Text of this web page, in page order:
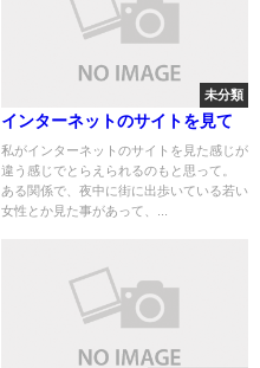
未分類
インターネットのサイトを見て
私がインターネットのサイトを見た感じが
違う感じでとらえられるのもと思って。
ある関係で、夜中に街に出歩いている若い
女性とか見た事があって、...